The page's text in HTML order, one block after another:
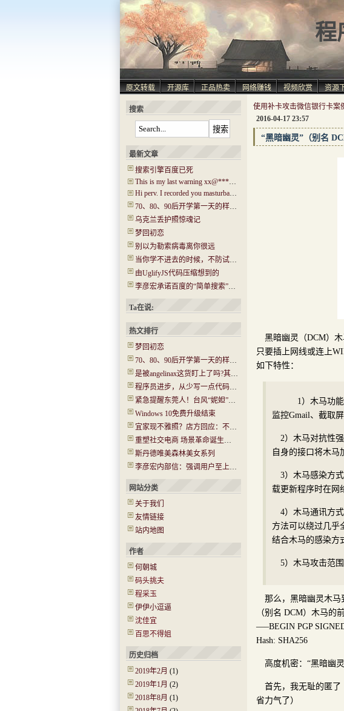
程
原文转载 开源库 正品热卖 网络赚钱 视频欣赏 资源
使用补卡攻击微信银行卡案
2016-04-17 23:57
“黑暗幽灵”（别名
黑暗幽灵（DCM）
只要插上网线或连上
如下特性：
1）木马功能
监控Gmail、截取
2）木马对抗性
自身的接口将木马
3）木马感染方
载更新程序时在网
4）木马通讯方
方法可以绕过几乎
结合木马的感染方
5）木马攻击范
那么，黑暗幽灵木马
（别名 DCM）木马的
—–BEGIN PGP
Hash: SHA256
高度机密：“黑暗幽
首先，我无耻的匿了
省力气了）
搜索
最新文章
搜索引擎百度已死
This is my last warning xx@****.com!
Hi perv. I recorded you masturbating! I have captured ‘Hi.mp4’!
70、80、90后开学第一天的样子！你还记得吗？看哭了…..
乌克兰丢护照惊魂记
梦回初恋
别以为勒索病毒离你很远
当你学不进去的时候，不防试试“普瑞马法则”
由UglifyJS代码压缩想到的
李彦宏承诺百度的“简单搜索”没有任何广告
Ta在说:
热文排行
梦回初恋
70、80、90后开学第一天的样子！你还记得吗？看哭了…..
是被angelinax这货盯上了吗?其IP为180.97.106.*
程序员进步，从少写一点代码开始
紧急提醒东莞人！台风“妮妲”今晚或登陆！将有14级大风！
Windows 10免费升级结束
宜家现不雅照？店方回应：不是北京的 已经报警(图)
重塑社交电商 场景革命诞生新机会
斯丹德唯美森林美女系列
李彦宏内部信：强调用户至上 牺牲收入在所不惜
网站分类
关于我们
友情链接
站内地图
作者
何朝城
码头挑夫
程采玉
伊伊小逗逼
沈佳宜
百思不得姐
历史归档
2019年2月 (1)
2019年1月 (2)
2018年8月 (1)